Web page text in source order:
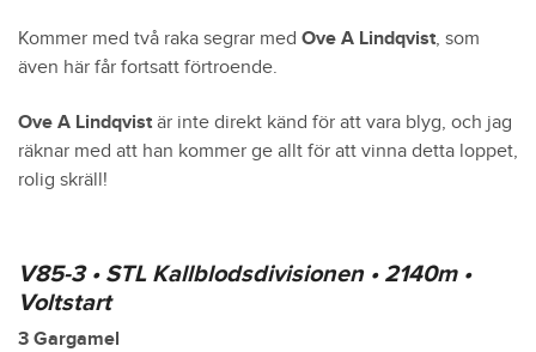
Kommer med två raka segrar med Ove A Lindqvist, som
även här får fortsatt förtroende.
Ove A Lindqvistär inte direkt känd för att vara blyg, och jag
räknar med att han kommer ge allt för att vinna detta loppet,
rolig skräll!
V85-3 • STL Kallblodsdivisionen • 2140m •
Voltstart
3 Gargamel